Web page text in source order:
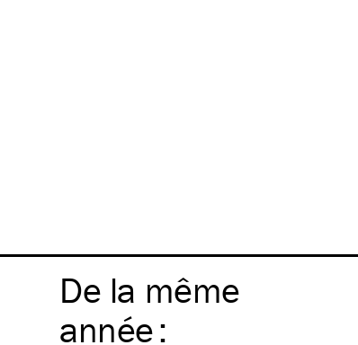
De la même
année: